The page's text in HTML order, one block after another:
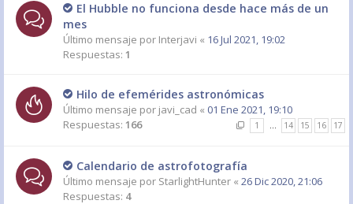
El Hubble no funciona desde hace más de un
mes
Último mensaje por Interjavi « 16 Jul 2021, 19:02
Respuestas: 1
Hilo de efemérides astronómicas
Último mensaje por javi_cad « 01 Ene 2021, 19:10
Respuestas: 166 1 … 14 15 16 17
Calendario de astrofotografía
Último mensaje por StarlightHunter « 26 Dic 2020, 21:06
Respuestas: 4